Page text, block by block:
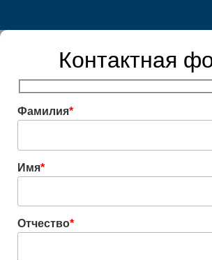
Контактная
Фамилия*
Имя*
Отчество*